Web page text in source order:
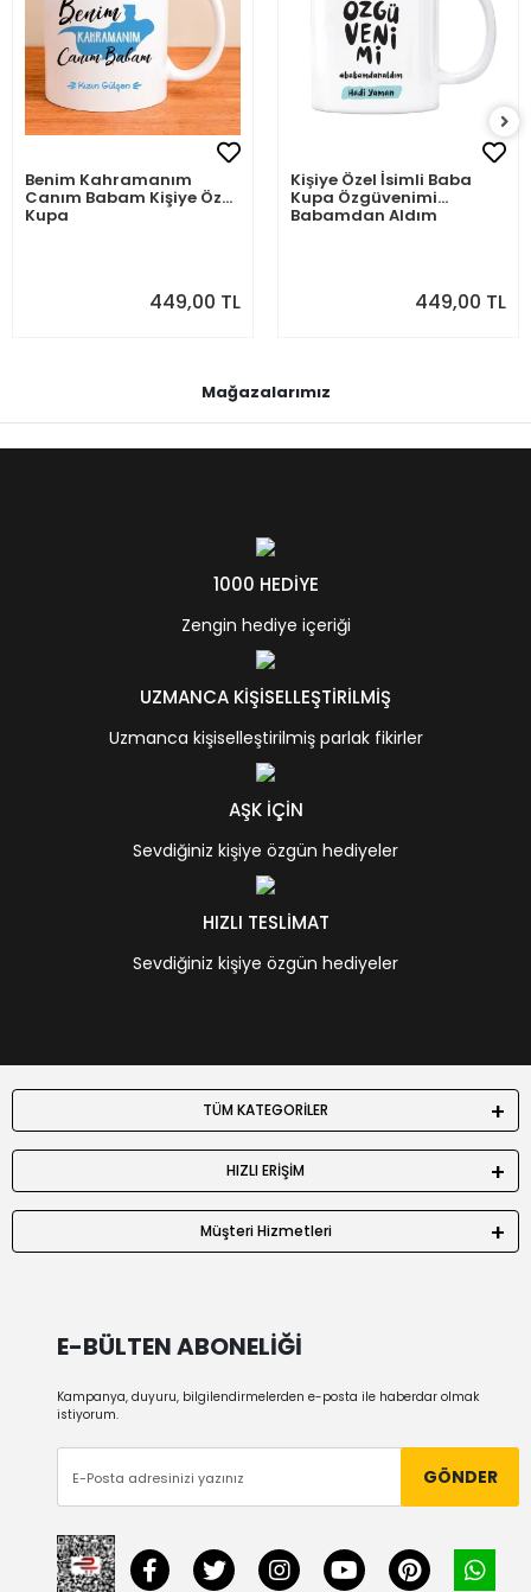
Benim Kahramanım
Canım Babam Kişiye Özel
Kupa
449,00 TL
Kişiye Özel İsimli Baba
Kupa Özgüvenimi
Babamdan Aldım
449,00 TL
Mağazalarımız
1000 HEDİYE
Zengin hediye içeriği
UZMANCA KİŞİSELLEŞTİRİLMİŞ
Uzmanca kişiselleştirilmiş parlak fikirler
AŞK İÇİN
Sevdiğiniz kişiye özgün hediyeler
HIZLI TESLİMAT
Sevdiğiniz kişiye özgün hediyeler
TÜM KATEGORİLER
HIZLI ERİŞİM
Müşteri Hizmetleri
E-BÜLTEN ABONELİĞİ
Kampanya, duyuru, bilgilendirmelerden e-posta ile haberdar olmak
istiyorum.
GÖNDER